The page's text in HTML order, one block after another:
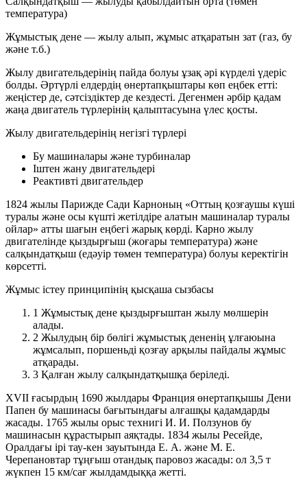
температура)
Жұмыстық дене — жылу алып, жұмыс атқаратын зат (газ, бу
және т.б.)
Жылу двигательдерінің пайда болуы ұзақ әрі күрделі үдеріс
болды. Әртүрлі елдердің өнертапқыштары көп еңбек етті:
жеңістер де, сәтсіздіктер де кездесті. Дегенмен әрбір қадам
жаңа двигатель түрлерінің қалыптасуына үлес қосты.
Жылу двигательдерінің негізгі түрлері
Бу машиналары және турбиналар
Іштен жану двигательдері
Реактивті двигательдер
1824 жылы Парижде Сади Карноның «Оттың қозғаушы күші
туралы және осы күшті жетілдіре алатын машиналар туралы
ойлар» атты шағын еңбегі жарық көрді. Карно жылу
двигателінде қыздырғыш (жоғары температура) және
салқындатқыш (едәуір төмен температура) болуы керектігін
көрсетті.
Жұмыс істеу принципінің қысқаша сызбасы
1 Жұмыстық дене қыздырғыштан жылу мөлшерін
алады.
2 Жылудың бір бөлігі жұмыстық дененің ұлғаюына
жұмсалып, поршеньді қозғау арқылы пайдалы жұмыс
атқарады.
3 Қалған жылу салқындатқышқа беріледі.
XVII ғасырдың 1690 жылдары Франция өнертапқышы Дени
Папен бу машинасы бағытындағы алғашқы қадамдарды
жасады. 1765 жылы орыс технигі И. И. Ползунов бу
машинасын құрастырып аяқтады. 1834 жылы Ресейде,
Оралдағы ірі тау-кен зауытында Е. А. және М. Е.
Черепановтар тұңғыш отандық паровоз жасады: ол 3,5 т
жүкпен 15 км/сағ жылдамдыққа жетті.